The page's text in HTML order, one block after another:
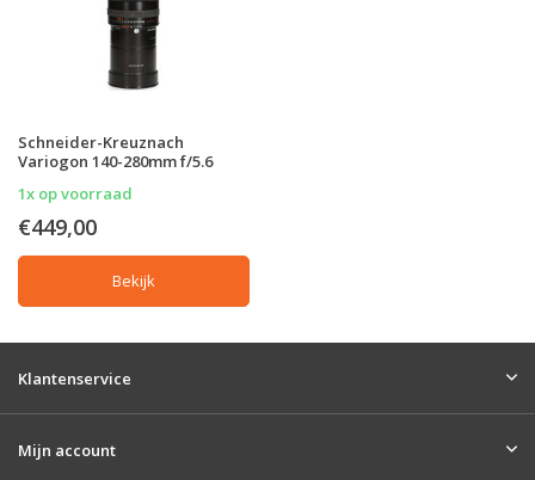
Schneider-Kreuznach
Variogon 140-280mm f/5.6
1x op voorraad
€449,00
Bekijk
Klantenservice
Mijn account